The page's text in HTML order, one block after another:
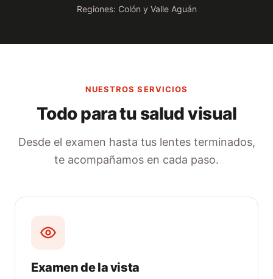
Regiones: Colón y Valle Aguán
NUESTROS SERVICIOS
Todo para tu salud visual
Desde el examen hasta tus lentes terminados,
te acompañamos en cada paso.
Examen de la vista